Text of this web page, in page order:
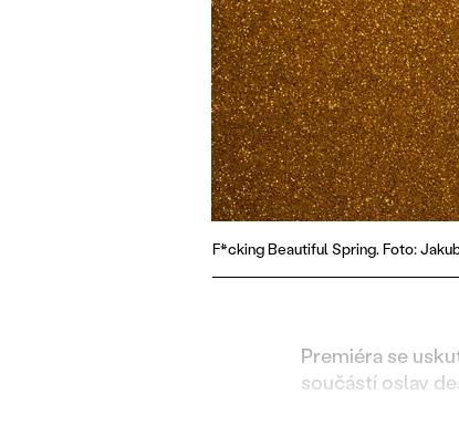
F*cking Beautiful Spring. Foto:
Premiéra se
součástí oslav